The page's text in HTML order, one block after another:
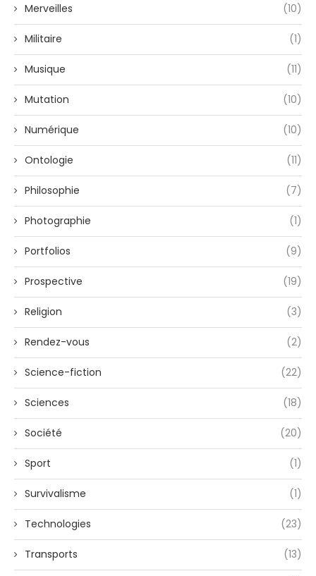
Merveilles (10)
Militaire (1)
Musique (11)
Mutation (10)
Numérique (10)
Ontologie (11)
Philosophie (7)
Photographie (1)
Portfolios (9)
Prospective (19)
Religion (3)
Rendez-vous (2)
Science-fiction (22)
Sciences (18)
Société (20)
Sport (1)
Survivalisme (1)
Technologies (23)
Transports (13)